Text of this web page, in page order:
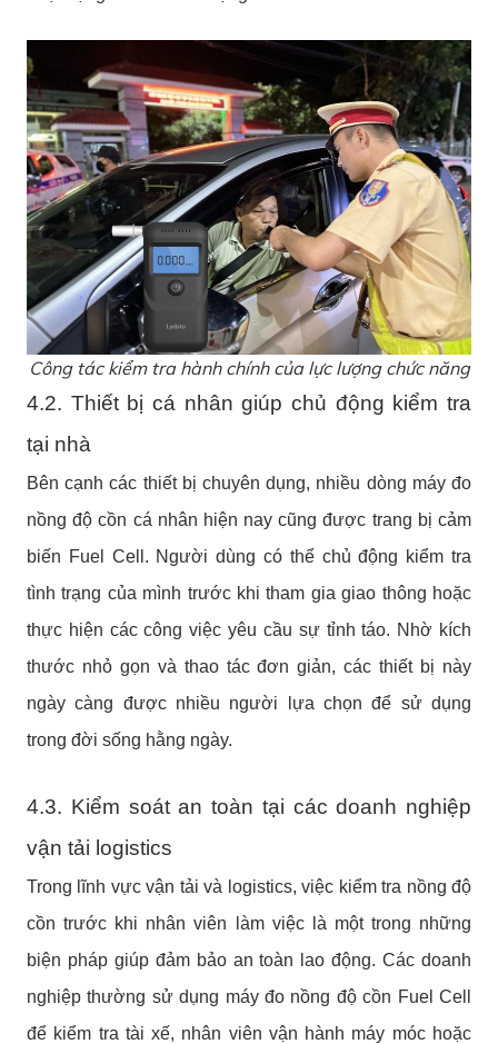
Công tác kiểm tra hành chính của lực lượng chức năng
4.2. Thiết bị cá nhân giúp chủ động kiểm tra
tại nhà
Bên cạnh các thiết bị chuyên dụng, nhiều dòng máy đo
nồng độ cồn cá nhân hiện nay cũng được trang bị cảm
biến Fuel Cell. Người dùng có thể chủ động kiểm tra
tình trạng của mình trước khi tham gia giao thông hoặc
thực hiện các công việc yêu cầu sự tỉnh táo. Nhờ kích
thước nhỏ gọn và thao tác đơn giản, các thiết bị này
ngày càng được nhiều người lựa chọn để sử dụng
trong đời sống hằng ngày.
4.3. Kiểm soát an toàn tại các doanh nghiệp
vận tải logistics
Trong lĩnh vực vận tải và logistics, việc kiểm tra nồng độ
cồn trước khi nhân viên làm việc là một trong những
biện pháp giúp đảm bảo an toàn lao động. Các doanh
nghiệp thường sử dụng máy đo nồng độ cồn Fuel Cell
để kiểm tra tài xế, nhân viên vận hành máy móc hoặc